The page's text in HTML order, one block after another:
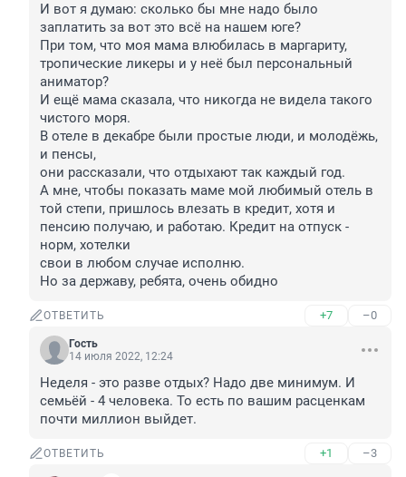
И вот я думаю: сколько бы мне надо было
заплатить за вот это всё на нашем юге?
При том, что моя мама влюбилась в маргариту,
тропические ликеры и у неё был персональный
аниматор?
И ещё мама сказала, что никогда не видела такого
чистого моря.
В отеле в декабре были простые люди, и молодёжь,
и пенсы,
они рассказали, что отдыхают так каждый год.
А мне, чтобы показать маме мой любимый отель в
той степи, пришлось влезать в кредит, хотя и
пенсию получаю, и работаю. Кредит на отпуск -
норм, хотелки
свои в любом случае исполню.
Но за державу, ребята, очень обидно
ОТВЕТИТЬ +7 –0
Гость
14 июля 2022, 12:24
Неделя - это разве отдых? Надо две минимум. И
семьёй - 4 человека. То есть по вашим расценкам
почти миллион выйдет.
ОТВЕТИТЬ +1 –3